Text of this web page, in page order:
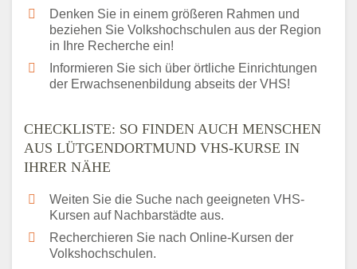
Denken Sie in einem größeren Rahmen und
beziehen Sie Volkshochschulen aus der Region
in Ihre Recherche ein!
Informieren Sie sich über örtliche Einrichtungen
der Erwachsenenbildung abseits der VHS!
CHECKLISTE: SO FINDEN AUCH MENSCHEN
AUS LÜTGENDORTMUND VHS-KURSE IN
IHRER NÄHE
Weiten Sie die Suche nach geeigneten VHS-
Kursen auf Nachbarstädte aus.
Recherchieren Sie nach Online-Kursen der
Volkshochschulen.